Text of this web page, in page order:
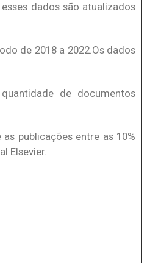
dados são atualizados
de 2018 a 2022.Os dados
de documentos
publicações entre as 10%
Elsevier.